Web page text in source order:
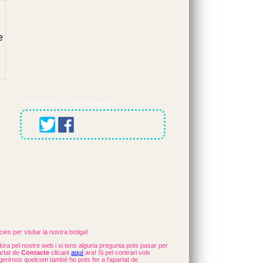
per visitar la nostra botiga!
pel nostre web i si tens alguna pregunta pots pasar per
deContacte clicantaquí ara! Si pel contrari vols
quelcom també ho pots fer a l'apartat de